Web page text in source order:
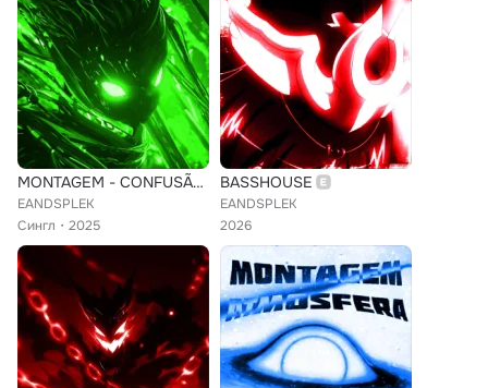
MONTAGEM - CONFUSÃO DO DIABO (Speed up)
EANDSPLEK
Сингл
2025
BASSHOUSE
EANDSPLEK
2026